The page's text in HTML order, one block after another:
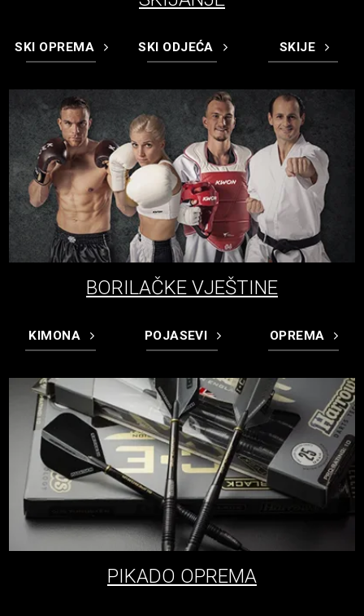
SKI OPREMA SKI ODJEĆA SKIJE
BORILAČKE VJEŠTINE
KIMONA POJASEVI OPREMA
PIKADO OPREMA